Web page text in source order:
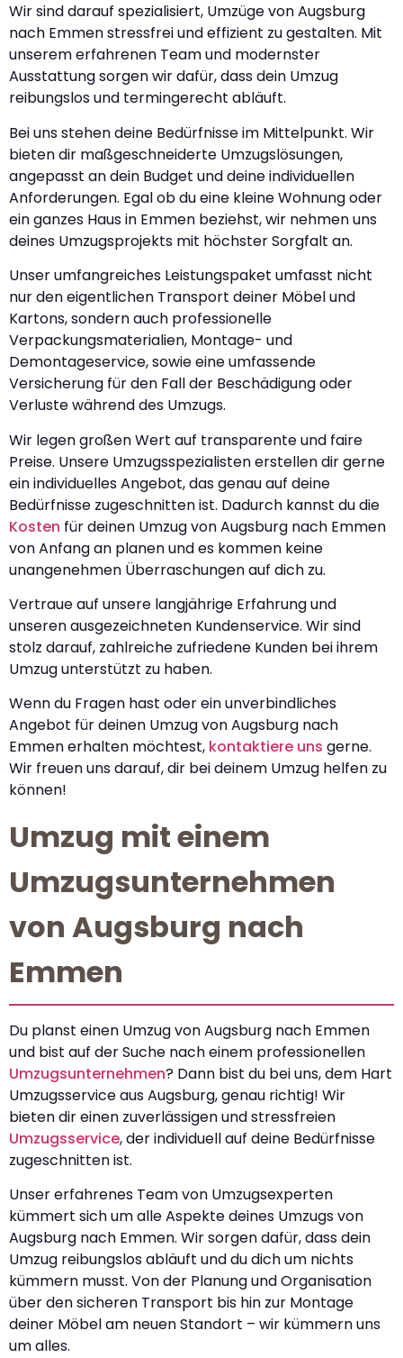
Wir sind darauf spezialisiert, Umzüge von Augsburg
nach Emmen stressfrei und effizient zu gestalten. Mit
unserem erfahrenen Team und modernster
Ausstattung sorgen wir dafür, dass dein Umzug
reibungslos und termingerecht abläuft.
Bei uns stehen deine Bedürfnisse im Mittelpunkt. Wir
bieten dir maßgeschneiderte Umzugslösungen,
angepasst an dein Budget und deine individuellen
Anforderungen. Egal ob du eine kleine Wohnung oder
ein ganzes Haus in Emmen beziehst, wir nehmen uns
deines Umzugsprojekts mit höchster Sorgfalt an.
Unser umfangreiches Leistungspaket umfasst nicht
nur den eigentlichen Transport deiner Möbel und
Kartons, sondern auch professionelle
Verpackungsmaterialien, Montage- und
Demontageservice, sowie eine umfassende
Versicherung für den Fall der Beschädigung oder
Verluste während des Umzugs.
Wir legen großen Wert auf transparente und faire
Preise. Unsere Umzugsspezialisten erstellen dir gerne
ein individuelles Angebot, das genau auf deine
Bedürfnisse zugeschnitten ist. Dadurch kannst du die
Kosten für deinen Umzug von Augsburg nach Emmen
von Anfang an planen und es kommen keine
unangenehmen Überraschungen auf dich zu.
Vertraue auf unsere langjährige Erfahrung und
unseren ausgezeichneten Kundenservice. Wir sind
stolz darauf, zahlreiche zufriedene Kunden bei ihrem
Umzug unterstützt zu haben.
Wenn du Fragen hast oder ein unverbindliches
Angebot für deinen Umzug von Augsburg nach
Emmen erhalten möchtest, kontaktiere uns gerne.
Wir freuen uns darauf, dir bei deinem Umzug helfen zu
können!
Umzug mit einem
Umzugsunternehmen
von Augsburg nach
Emmen
Du planst einen Umzug von Augsburg nach Emmen
und bist auf der Suche nach einem professionellen
Umzugsunternehmen? Dann bist du bei uns, dem Hart
Umzugsservice aus Augsburg, genau richtig! Wir
bieten dir einen zuverlässigen und stressfreien
Umzugsservice, der individuell auf deine Bedürfnisse
zugeschnitten ist.
Unser erfahrenes Team von Umzugsexperten
kümmert sich um alle Aspekte deines Umzugs von
Augsburg nach Emmen. Wir sorgen dafür, dass dein
Umzug reibungslos abläuft und du dich um nichts
kümmern musst. Von der Planung und Organisation
über den sicheren Transport bis hin zur Montage
deiner Möbel am neuen Standort – wir kümmern uns
um alles.